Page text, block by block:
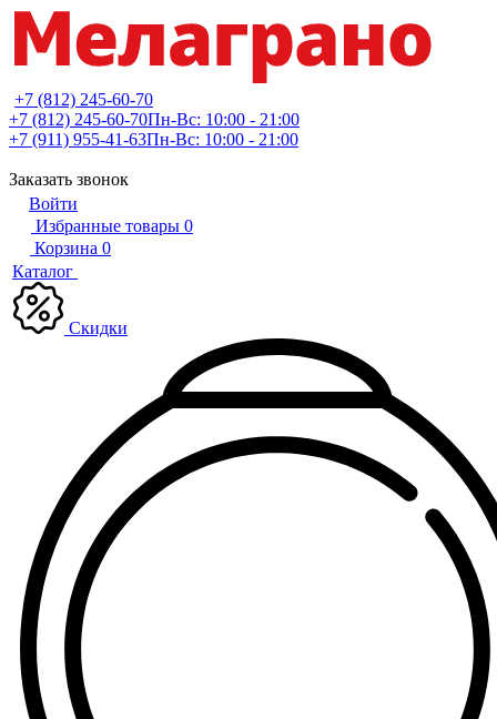
+7 (812) 245-60-70
+7 (812) 245-60-70Пн-Вс: 10:00 - 21:00
+7 (911) 955-41-63Пн-Вс: 10:00 - 21:00
Заказать звонок
Войти
Избранные товары 0
Корзина 0
Каталог
Скидки